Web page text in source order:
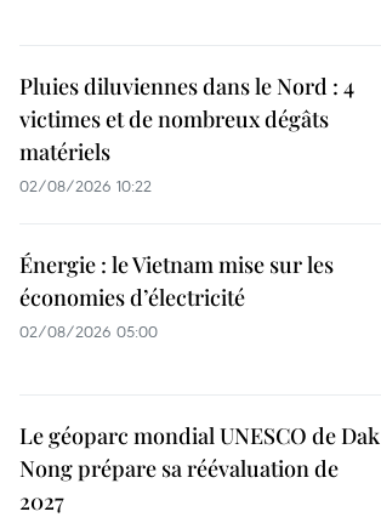
Pluies diluviennes dans le Nord : 4
victimes et de nombreux dégâts
matériels
02/08/2026 10:22
Énergie : le Vietnam mise sur les
économies d’électricité
02/08/2026 05:00
Le géoparc mondial UNESCO de Dak
Nong prépare sa réévaluation de
2027